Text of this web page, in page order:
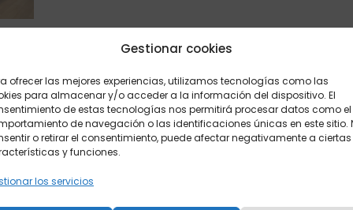
Gestionar cookies
ofrecer las mejores experiencias, utilizamos tecnologías como las
para almacenar y/o acceder a la información del dispositivo. El
de estas tecnologías nos permitirá procesar datos como el
de navegación o las identificaciones únicas en este sitio.
o retirar el consentimiento, puede afectar negativamente a ciertas
y funciones.
los servicios
Descripción Valoraciones 1
fondo, 240 de alto. Desplaza 220 desde la pared
de ancho y de largo.